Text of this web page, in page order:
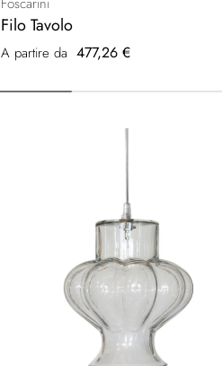
Foscarini
Filo Tavolo
A partire da 477,26 €